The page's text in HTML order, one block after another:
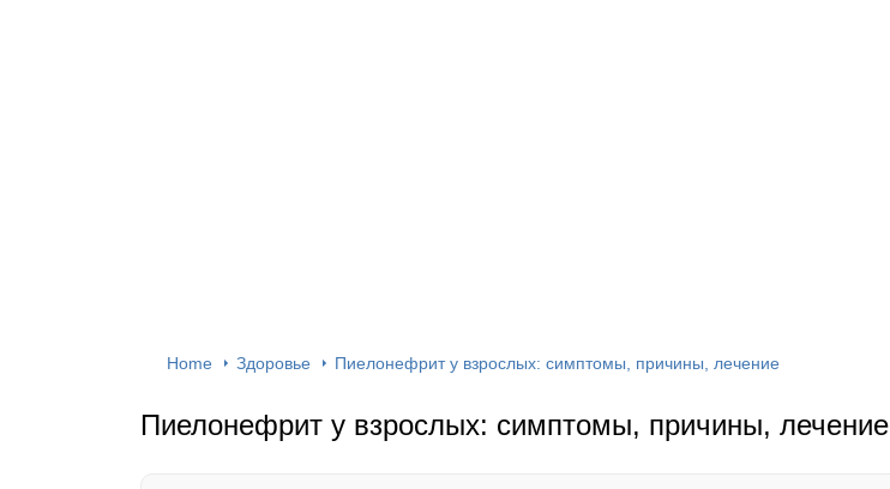
Home Здоровье Пиелонефрит у взрослых: симптомы, причины, лечение
Пиелонефрит у взрослых: симптомы, причины, лечение